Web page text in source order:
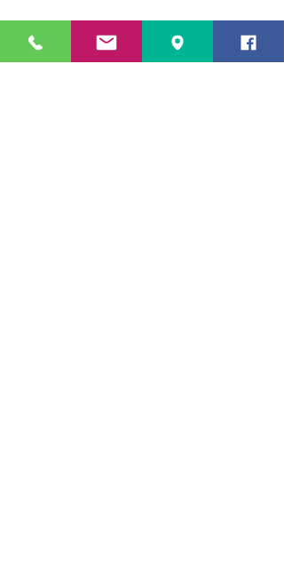
LA MALATTIA PARODONTALE HA
TRATTAMENTO?